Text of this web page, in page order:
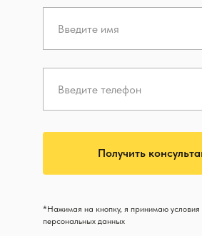
Получить
*Нажимая на кнопку, я принимаю условия
персональных данных